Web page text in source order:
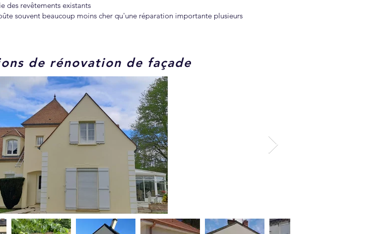
des revêtements existants
souvent beaucoup moins cher qu'une réparation importante plusieurs
de rénovation de façade